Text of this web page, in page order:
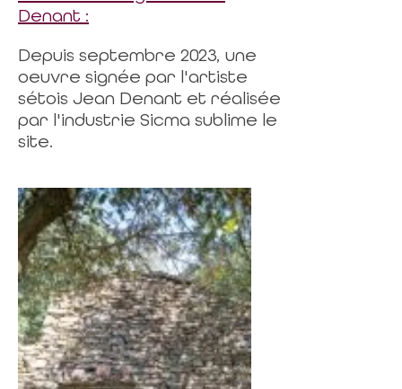
Denant :
Depuis septembre 2023, une
oeuvre signée par l'artiste
sétois Jean Denant et réalisée
par l'industrie Sicma sublime le
site.